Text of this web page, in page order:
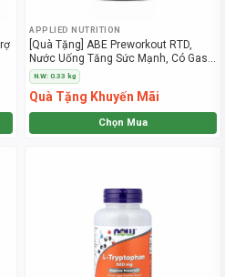
APPLIED NUTRITION
[Quà Tặng] ABE Preworkout RTD,
Nước Uống Tăng Sức Mạnh, Có Gas
(330ml)
N.W: 0.33 kg
Quà Tặng Khuyến Mãi
Chọn Mua